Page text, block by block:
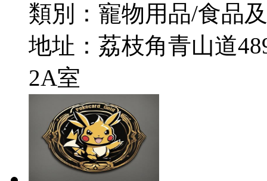
類別： 寵物用品/食品
地址： 荔枝角青山道
2A室